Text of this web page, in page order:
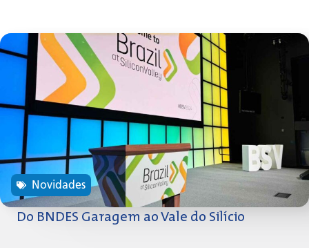
Novidades
Do BNDES Garagem ao Vale do Silício